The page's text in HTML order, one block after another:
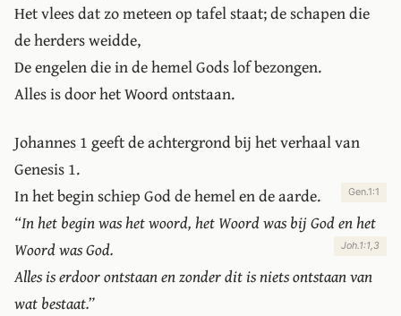
Het vlees dat zo meteen op tafel staat; de schapen die
de herders weidde,
De engelen die in de hemel Gods lof bezongen.
Alles is door het Woord ontstaan.
Johannes 1 geeft de achtergrond bij het verhaal van
Genesis 1.
In het begin schiep God de hemel en de aarde.
Gen.1:1
In het begin was het woord, het Woord was bij God en het
Woord was God.
Joh.1:1,3
Alles is erdoor ontstaan en zonder dit is niets ontstaan van
wat bestaat.